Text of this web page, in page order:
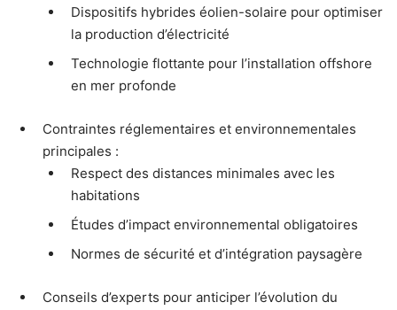
Dispositifs hybrides éolien-solaire pour optimiser
la production d’électricité
Technologie flottante pour l’installation offshore
en mer profonde
Contraintes réglementaires et environnementales
principales :
Respect des distances minimales avec les
habitations
Études d’impact environnemental obligatoires
Normes de sécurité et d’intégration paysagère
Conseils d’experts pour anticiper l’évolution du